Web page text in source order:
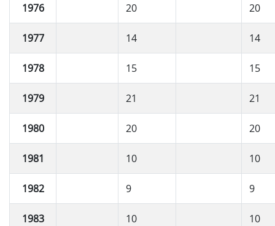
1976 20 20
1977 14 14
1978 15 15
1979 21 21
1980 20 20
1981 10 10
1982 9 9
1983 10 10